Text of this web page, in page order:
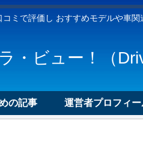
コミで評価し おすすめモデルや車
・ビュー！（
の記事 運営者プロフィー